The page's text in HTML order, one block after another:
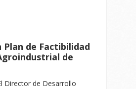
Plan de Factibilidad
de
Director de Desarrollo